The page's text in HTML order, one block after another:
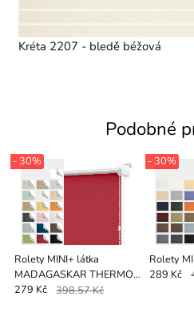
Kréta 2207 - bledě béžová
Podobné
Rolety MINI+ látka
MADAGASKAR THERMO
(zatemňující)
- 30%
279 Kč 398.57 Kč
Rolety
- 30%
289 Kč